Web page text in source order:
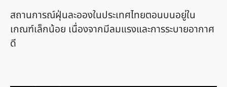
สถานการณ์ฝุ่นละอองในประเทศไทยตอนบนอยู่ใน
เกณฑ์เล็กน้อย เนื่องจากมีลมแรงและการระบายอากาศ
ดี